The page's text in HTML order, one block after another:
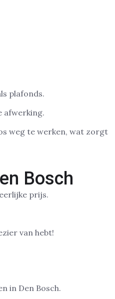
plafonds.
afwerking.
weg te werken, wat zorgt
Bosch
prijs.
van hebt!